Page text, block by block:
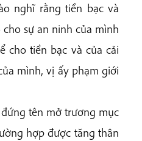
nghĩ rằng tiền bạc và
sự an ninh của mình
cho tiền bạc và của cải
mình, vị ấy phạm giới
tên mở trương mục
hợp được tăng thân